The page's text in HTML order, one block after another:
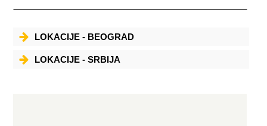
LOKACIJE - BEOGRAD
LOKACIJE - SRBIJA